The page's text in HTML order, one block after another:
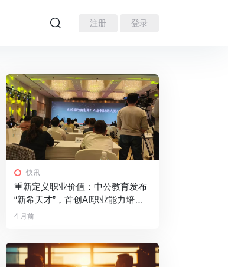
注册 登录
快讯
重新定义职业价值：中公教育发布
“新希天才”，首创AI职业能力培养
新范式
4 月前